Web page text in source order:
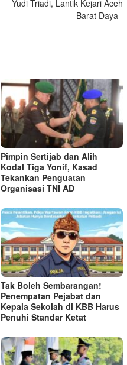
Yudi Triadi, Lantik Kejari Aceh
Barat Daya
Pimpin Sertijab dan Alih
Kodal Tiga Yonif, Kasad
Tekankan Penguatan
Organisasi TNI AD
Tak Boleh Sembarangan!
Penempatan Pejabat dan
Kepala Sekolah di KBB Harus
Penuhi Standar Ketat ​